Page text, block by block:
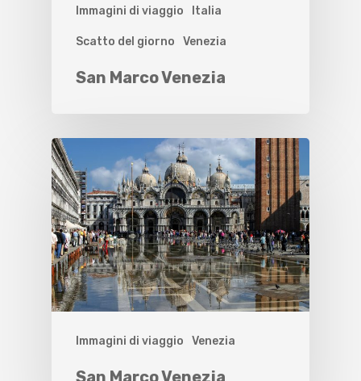
Immagini di viaggio Italia
Scatto del giorno Venezia
San Marco Venezia
Immagini di viaggio Venezia
San Marco Venezia